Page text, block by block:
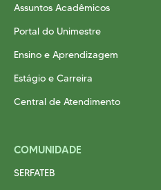
Assuntos Acadêmicos
Portal do Unimestre
Ensino e Aprendizagem
Estágio e Carreira
Central de Atendimento
COMUNIDADE
SERFATEB